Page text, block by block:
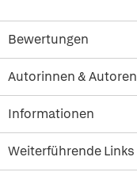
Bewertungen
Autorinnen & Autoren
Informationen
Weiterführende Links